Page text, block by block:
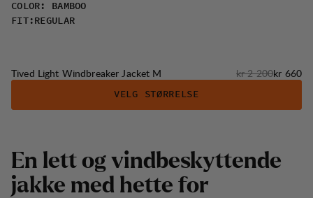
COLOR :
BAMBOO
FIT: REGULAR
Tived Light Windbreaker Jacket M Originalpris:
kr 2 200Salgspris
kr 660
VELG STØRRELSE
En lett og vindbeskyttende
jakke med hette for